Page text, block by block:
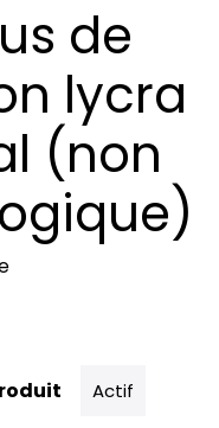
de
lycra
(non
Actif